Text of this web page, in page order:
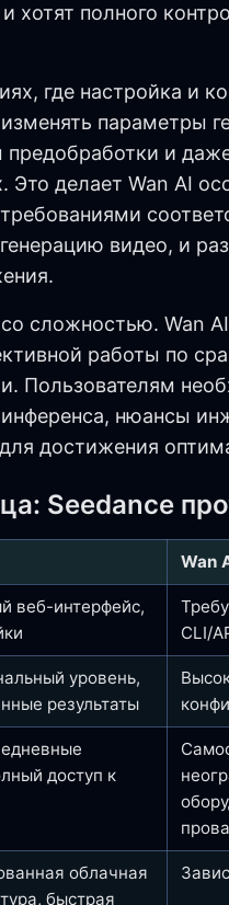
хотят полного
где настройка и
параметры
предобработки и
Это делает Wan AI
видео, и
сложностью. Wan
работы по
Пользователям
нюансы
достижения
Seedance
Wan
веб-интерфейс,
CLI/
уровень,
результаты
доступ к
облачная
быстрая